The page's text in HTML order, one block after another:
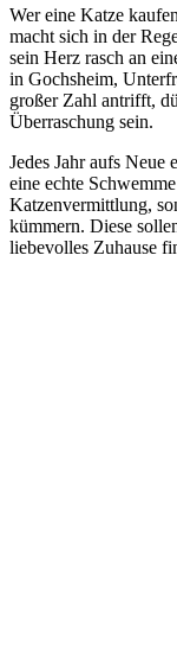
Wer eine Katze
macht sich in der
sein Herz rasch an
in Gochsheim,
großer Zahl antrifft,
Überraschung sein.
Jedes Jahr aufs Neue
eine echte
Katzenvermittlung,
kümmern. Diese
liebevolles Zuhause